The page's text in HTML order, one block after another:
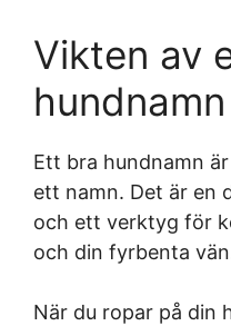
Vikten av
hundnamn
Ett bra hundnamn
ett namn. Det är en
och ett verktyg för
och din fyrbenta
När du ropar på din